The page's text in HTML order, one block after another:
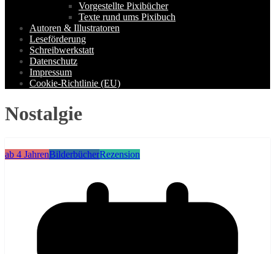
Vorgestellte Pixibücher
Texte rund ums Pixibuch
Autoren & Illustratoren
Leseförderung
Schreibwerkstatt
Datenschutz
Impressum
Cookie-Richtlinie (EU)
Nostalgie
ab 4 JahrenBilderbücherRezension